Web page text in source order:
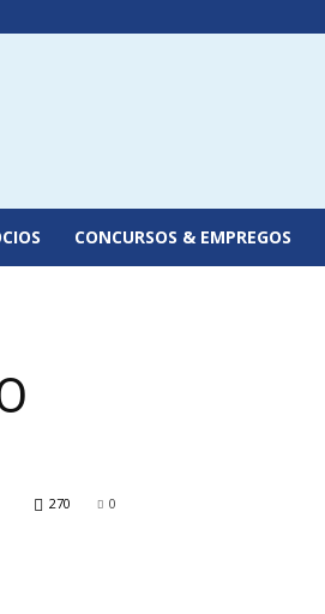
CONCURSOS & EMPREGOS
0
270